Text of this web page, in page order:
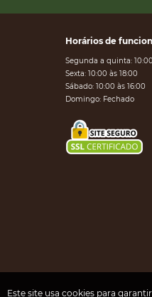
Este site usa cookies para
Horários de
Segunda a quinta:
Sexta: 10:00 às 18:00
Sábado: 10:00 às 16:00
Domingo: Fechado